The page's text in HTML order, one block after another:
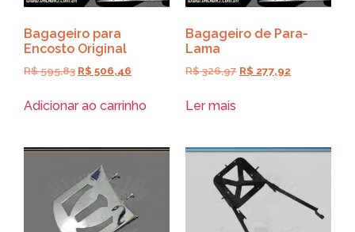
Bagageiro para
Encosto Original
R$595,83 R$ 506,46
Adicionar ao carrinho
Bagageiro de Para-
Lama
R$326,97 R$ 277,92
Ler mais